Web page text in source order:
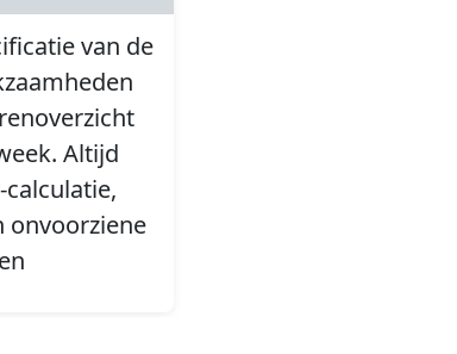
van de
Altijd
onvoorziene